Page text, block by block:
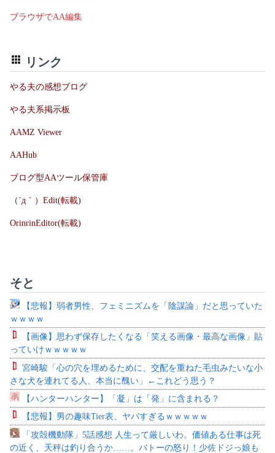
ブラウザでAA編集
リンク
やる夫の感想ブログ
やる夫系掲示板
AAMZ Viewer
AAHub
ブログ型AAツール保管庫
（´д｀）Edit(転載)
OrinrinEditor(転載)
そと
【悲報】弱者男性、フェミニズムを「陰謀論」だと思っていた
ｗｗｗｗ
【画像】思わず保存したくなる「笑える画像・最高な画像」貼
っていけｗｗｗｗｗ
宮崎駿「心の穴を埋めるために、交配を重ねた毛虫みたいな小
さな犬を連れてる人、本当に醜い」←これどう思う？
【ハンターハンター】「凝」は「発」に含まれる？
【悲報】男の趣味Tier表、ヤバすぎるｗｗｗｗｗ
「攻殻機動隊」5話感想 人生って厳しいわ。価値ある仕事は死
の近く、天秤は釣り合うか……。バトーの怒り！少佐ドジっ娘も